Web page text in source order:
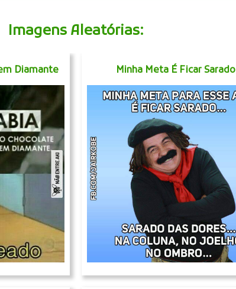
Imagens Aleatórias:
Diamante Minha Meta É Ficar Sarado